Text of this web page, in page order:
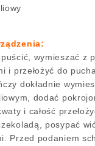
wymieszać z
i przełożyć do
dokładnie
dodać
i całość
posypać
Przed podaniem